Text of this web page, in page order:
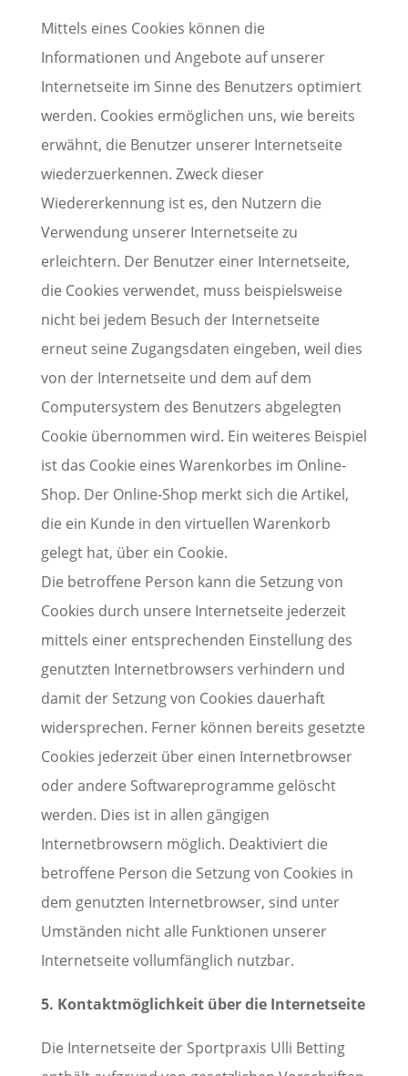
Mittels eines Cookies können die
Informationen und Angebote auf unserer
Internetseite im Sinne des Benutzers optimiert
werden. Cookies ermöglichen uns, wie bereits
erwähnt, die Benutzer unserer Internetseite
wiederzuerkennen. Zweck dieser
Wiedererkennung ist es, den Nutzern die
Verwendung unserer Internetseite zu
erleichtern. Der Benutzer einer Internetseite,
die Cookies verwendet, muss beispielsweise
nicht bei jedem Besuch der Internetseite
erneut seine Zugangsdaten eingeben, weil dies
von der Internetseite und dem auf dem
Computersystem des Benutzers abgelegten
Cookie übernommen wird. Ein weiteres Beispiel
ist das Cookie eines Warenkorbes im Online-
Shop. Der Online-Shop merkt sich die Artikel,
die ein Kunde in den virtuellen Warenkorb
gelegt hat, über ein Cookie.
Die betroffene Person kann die Setzung von
Cookies durch unsere Internetseite jederzeit
mittels einer entsprechenden Einstellung des
genutzten Internetbrowsers verhindern und
damit der Setzung von Cookies dauerhaft
widersprechen. Ferner können bereits gesetzte
Cookies jederzeit über einen Internetbrowser
oder andere Softwareprogramme gelöscht
werden. Dies ist in allen gängigen
Internetbrowsern möglich. Deaktiviert die
betroffene Person die Setzung von Cookies in
dem genutzten Internetbrowser, sind unter
Umständen nicht alle Funktionen unserer
Internetseite vollumfänglich nutzbar.
5. Kontaktmöglichkeit über die Internetseite
Die Internetseite der Sportpraxis Ulli Betting